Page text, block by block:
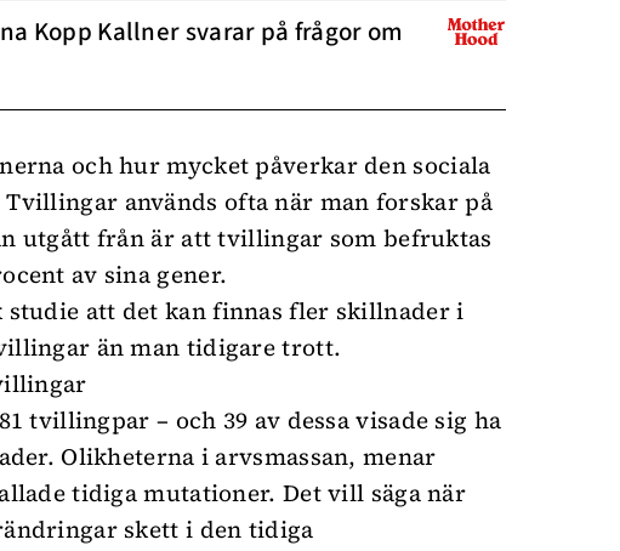
Kopp Kallner svarar på frågor om
och hur mycket påverkar den sociala
Tvillingar används ofta när man forskar på
utgått från är att tvillingar som befruktas
av sina gener.
studie att det kan finnas fler skillnader i
än man tidigare trott.
tvillingpar – och 39 av dessa visade sig ha
Olikheterna i arvsmassan, menar
tidiga mutationer. Det vill säga när
skett i den tidiga